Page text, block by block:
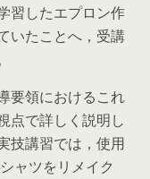
習したエプロン作
いたことへ，受講
要領におけるこれ
点で詳しく説明し
技講習では，使用
ャツをリメイク